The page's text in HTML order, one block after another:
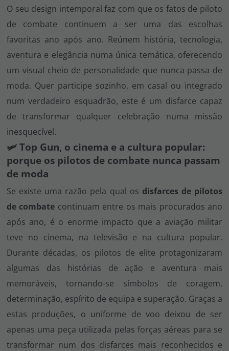
O seu design intemporal faz com que os fatos de piloto
de combate continuem a ser uma das escolhas
favoritas ano após ano. Reúnem história, tecnologia,
aventura e elegância numa única temática, oferecendo
um visual cheio de personalidade que nunca passa de
moda. Quer participe sozinho, em casal ou integrado
num verdadeiro esquadrão, este é um disfarce capaz
de transformar qualquer celebração numa missão
inesquecível.
🛩️ Top Gun, o cinema e a cultura popular:
porque os pilotos de combate nunca passam
de moda
Se existe uma razão pela qual os disfarces de pilotos
de combate continuam entre os mais procurados ano
após ano, é o enorme impacto que a aviação militar
teve no cinema, na televisão e na cultura popular.
Durante décadas, os pilotos de elite protagonizaram
algumas das histórias de ação e aventura mais
memoráveis, tornando-se símbolos de coragem,
determinação, espírito de equipa e superação. Graças a
estas produções, o uniforme de voo deixou de ser
apenas uma peça utilizada pelas forças aéreas para se
transformar num dos disfarces mais reconhecidos e